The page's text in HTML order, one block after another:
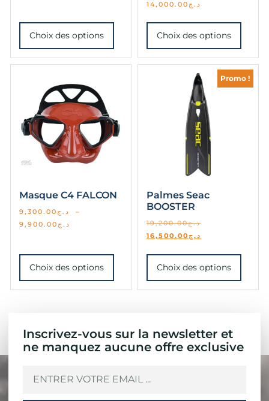
Choix des options
د.ج 14,000.00
Choix des options
Masque C4 FALCON
د.ج 9,300.00
–
د.ج 9,900.00
Choix des options
Promo !
Palmes Seac
BOOSTER
د.ج19,200.00
د.ج16,500.00
Choix des options
Inscrivez-vous sur la newsletter et
ne manquez aucune offre exclusive